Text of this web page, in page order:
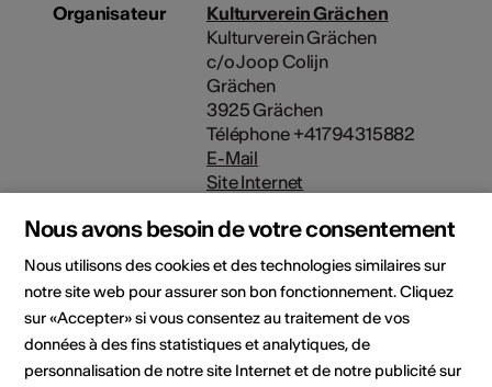
Organisateur
Kulturverein Grächen
Kulturverein Grächen
c/o Joop Colijn
Grächen
3925 Grächen
Téléphone +41794315882
E-Mail
Site Internet
Domaine
Type d'événement
Concert
Lieu de l'événement
Nous avons besoin de votre consentement
Nous utilisons des cookies et des technologies similaires sur
notre site web pour assurer son bon fonctionnement. Cliquez
sur «Accepter» si vous consentez au traitement de vos
données à des fins statistiques et analytiques, de
personnalisation de notre site Internet et de notre publicité sur